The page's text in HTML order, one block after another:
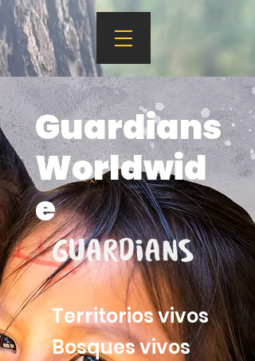
Guardians
Worldwid
e
Territorios vivos
Bosques vivos